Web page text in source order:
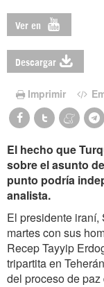
Ver en
Descargar
Imprimir
El hecho que
sobre el asunto
punto podría
analista.
El presidente
martes con sus
Recep Tayyip
tripartita en
del proceso de paz